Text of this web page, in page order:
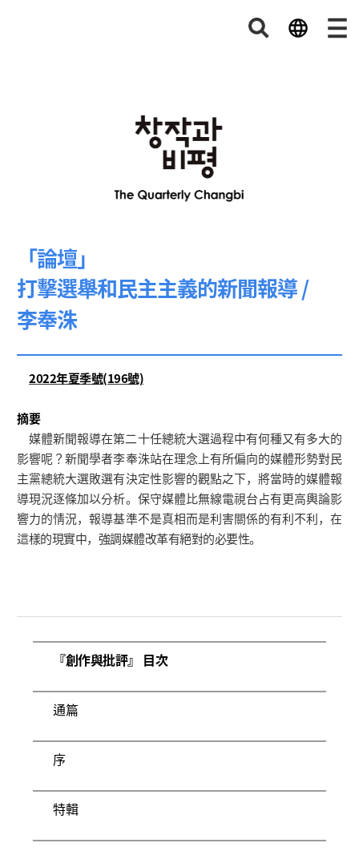
「論壇」
打擊選舉和民主主義的新聞報導 /
李奉洙
2022年夏季號(196號)
摘要
媒體新聞報導在第二十任總統大選過程中有何種又有多大的
影響呢？新聞學者李奉洙站在理念上有所偏向的媒體形勢對民
主黨總統大選敗選有決定性影響的觀點之下，將當時的媒體報
導現況逐條加以分析。保守媒體比無線電視台占有更高輿論影
響力的情況，報導基準不是真相而是利害關係的有利不利，在
這樣的現實中，強調媒體改革有絕對的必要性。
『創作與批評』 目次
通篇
序
特輯